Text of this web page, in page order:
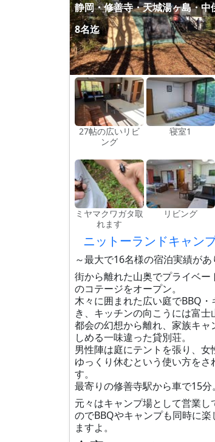
静岡・修善寺・天城湯ヶ島・中
8名迄
27帖の広いリビ
ング
寝室1
ミヤマクワガタ取
れます
リビング
ニットーランドキャン
～最大で16名様の宿泊実績があ
街から離れた山奥でプライベー
のコテージをオープン。
木々に囲まれた広い庭でBBQ
き、キッチンの向こうには富士
都会の幻想から離れ、家族キャ
しめる一味違った貸別荘。
男性陣は庭にテントを張り、女
ゆっくり休むという使い方をさ
す。
最寄りの修善寺駅から車で15分。
元々はキャンプ場として営業し
のでBBQやキャンプも同時に
ますよ。